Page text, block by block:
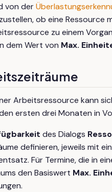
von der
ob eine Ressource
zu einem
dem Wert von Max.
Arbeitsressource kann
ersten drei Monaten in
des Dialogs
definieren, jeweils mit
Für Termine, die in
den Basiswert Max.